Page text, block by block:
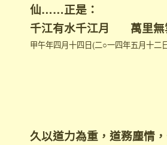
仙……正是：
千江有水千江月 萬里無
甲午年四月十四日(二○一四年五月十二
久以道力為重，道務塵情